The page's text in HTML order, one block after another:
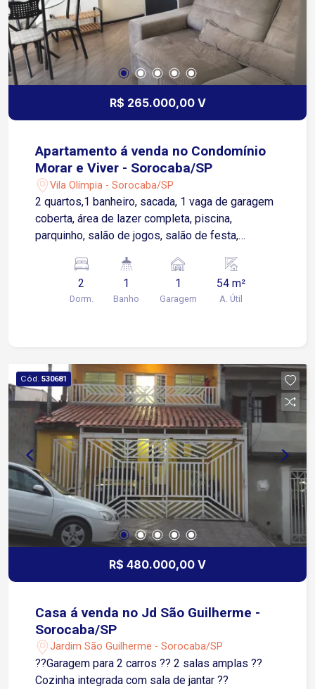
R$ 265.000,00 V
Apartamento á venda no Condomínio
Morar e Viver - Sorocaba/SP
Vila Olímpia - Sorocaba/SP
2 quartos,1 banheiro, sacada, 1 vaga de garagem
coberta, área de lazer completa, piscina,
parquinho, salão de jogos, salão de festa,
2
Dorm.
1
Banho
1
Garagem
54 m²
A. Útil
Cód. 530681
R$ 480.000,00 V
Casa á venda no Jd São Guilherme -
Sorocaba/SP
Jardim São Guilherme - Sorocaba/SP
??Garagem para 2 carros ?? 2 salas amplas ??
Cozinha integrada com sala de jantar ??